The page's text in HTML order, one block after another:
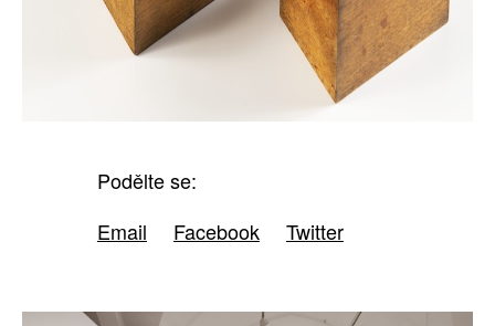
Podělte se:
Email
Facebook Twitter